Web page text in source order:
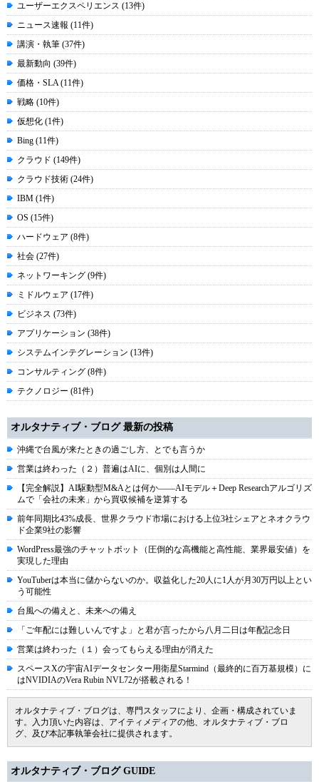
ユーザーエクスペリエンス (13件)
ニュース速報 (11件)
講演・執筆 (37件)
最新動向 (39件)
価格・SLA (11件)
戦略 (10件)
仮想化 (1件)
Bing (11件)
クラウド (149件)
クラウド技術 (24件)
IBM (1件)
OS (15件)
ハードウェア (8件)
社会 (27件)
ネットワーキング (9件)
ミドルウェア (17件)
ビジネス (73件)
アプリケーション (38件)
システムインテグレーション (13件)
コンサルティング (8件)
テクノロジー (81件)
オルタナティブ・ブログ 最新の投稿
沖縄で台風が来たときの過ごし方、とでも言うか
営業は終わった（２）普遍はAIに、個別は人間に
【完全解説】AI駆動型M&Aとは何か――AIモデル＋Deep Researchアルゴリズ
ムで「会社の未来」から買収候補を逆算する
前年同期比43%成長、世界クラウド市場における上位3社シェアとネオクラウ
ド企業9社の影響
WordPress最強のチャットボット（圧倒的な高機能と高性能、業界最安値）を
実現した理由
YouTuberは本当に儲からないのか。収益化した20人に1人が月30万円以上とい
う可能性
台風への備えと、未来への備え
「ご年配には難しいんですよ」と君が言ったから八月二日は年配記念日
営業は終わった（１）会ってもらえる理由が消えた
スペースXの宇宙AIデータセンター用衛星Starmind（最終的に百万基規模）に
はNVIDIAのVera Rubin NVL72が搭載される！
オルタナティブ・ブログは、専門スタッフにより、企画・構成されていま
す。入力頂いた内容は、アイティメディアの他、オルタナティブ・ブロ
グ、及び本記事執筆会社に提供されます。
オルタナティブ・ブログ GUIDE